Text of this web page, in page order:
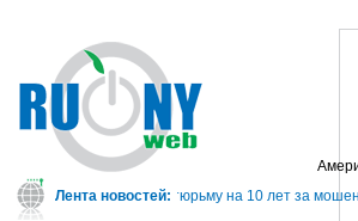
Лента новостей:
ревматолог сядет в тюрьму на 10 лет за